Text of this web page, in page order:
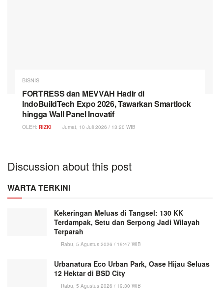
BISNIS
FORTRESS dan MEVVAH Hadir di
IndoBuildTech Expo 2026, Tawarkan Smartlock
hingga Wall Panel Inovatif
OLEH: RIZKI Jumat, 10 Juli 2026 / 13:20 WIB
Discussion about this post
WARTA TERKINI
Kekeringan Meluas di Tangsel: 130 KK
Terdampak, Setu dan Serpong Jadi Wilayah
Terparah
Rabu, 5 Agustus 2026 / 19:47 WIB
Urbanatura Eco Urban Park, Oase Hijau Seluas
12 Hektar di BSD City
Rabu, 5 Agustus 2026 / 19:30 WIB